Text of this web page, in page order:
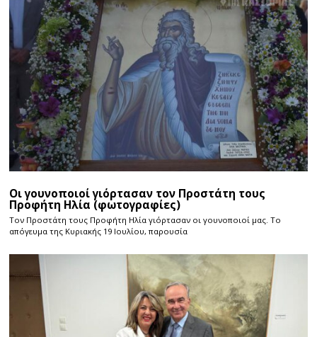
Οι γουνοποιοί γιόρτασαν τον Προστάτη τους
Προφήτη Ηλία (φωτογραφίες)
Τον Προστάτη τους Προφήτη Ηλία γιόρτασαν οι γουνοποιοί μας. Το
απόγευμα της Κυριακής 19 Ιουλίου, παρουσία